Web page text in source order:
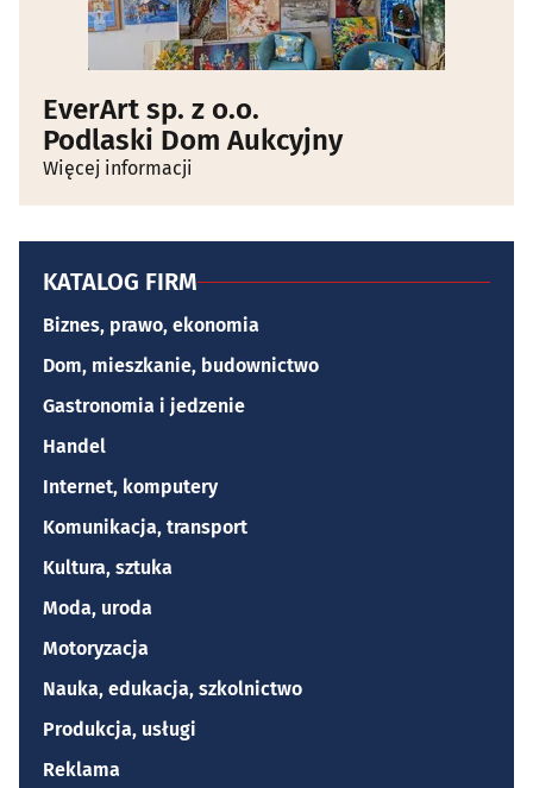
EverArt sp. z o.o.
Podlaski Dom Aukcyjny
Więcej informacji
KATALOG FIRM
Biznes, prawo, ekonomia
Dom, mieszkanie, budownictwo
Gastronomia i jedzenie
Handel
Internet, komputery
Komunikacja, transport
Kultura, sztuka
Moda, uroda
Motoryzacja
Nauka, edukacja, szkolnictwo
Produkcja, usługi
Reklama